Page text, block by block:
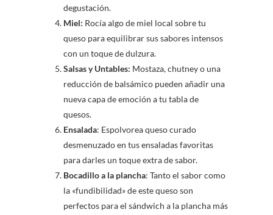
degustación.
Miel: Rocía algo de miel local sobre tu
queso para equilibrar sus sabores intensos
con un toque de dulzura.
Salsas y Untables: Mostaza, chutney o una
reducción de balsámico pueden añadir una
nueva capa de emoción a tu tabla de
quesos.
Ensalada: Espolvorea queso curado
desmenuzado en tus ensaladas favoritas
para darles un toque extra de sabor.
Bocadillo a la plancha: Tanto el sabor como
la «fundibilidad» de este queso son
perfectos para el sándwich a la plancha más